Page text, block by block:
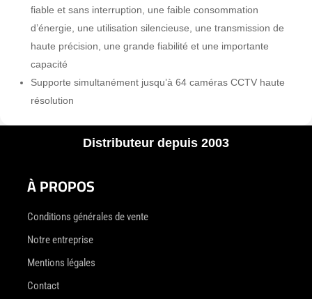
fiable et sans interruption, une faible consommation
d’énergie, une utilisation silencieuse, une transmission de
haute précision, une grande fiabilité et une importante
capacité
Supporte simultanément jusqu’à 64 caméras CCTV haute
résolution
Distributeur depuis 2003
À PROPOS
Conditions générales de vente
Notre entreprise
Mentions légales
Contact